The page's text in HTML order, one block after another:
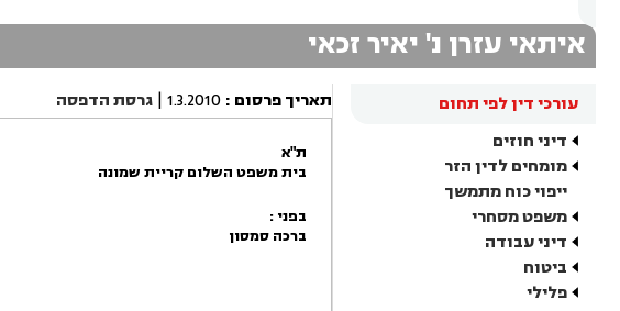
איתאי עזרן נ' יאיר זכאי
עורכי דין לפי תחום
דיני חוזים
מומחים לדין הזר
ייפוי כוח מתמשך
משפט מסחרי
דיני עבודה
ביטוח
פלילי
תאריך פרסום :
1.3.2010
| גרסת הדפסה
ת"א
בית משפט השלום קריית שמונה
בפני :
ברכה סמסון